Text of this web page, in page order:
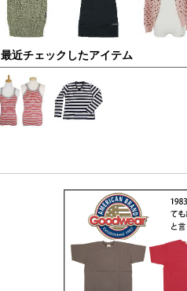
最近チェックしたアイテム